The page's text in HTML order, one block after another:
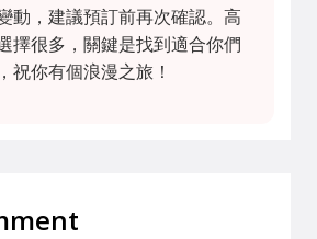
動，建議預訂前再次確認。高
擇很多，關鍵是找到適合你們
祝你有個浪漫之旅！